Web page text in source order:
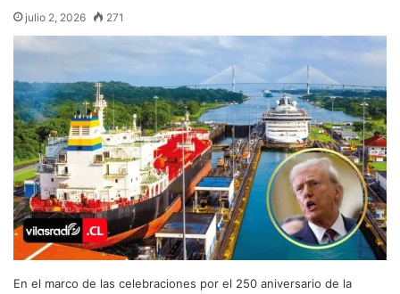
julio 2, 2026 271
En el marco de las celebraciones por el 250 aniversario de la